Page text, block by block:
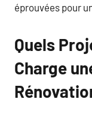
éprouvées pour
Quels
Charge